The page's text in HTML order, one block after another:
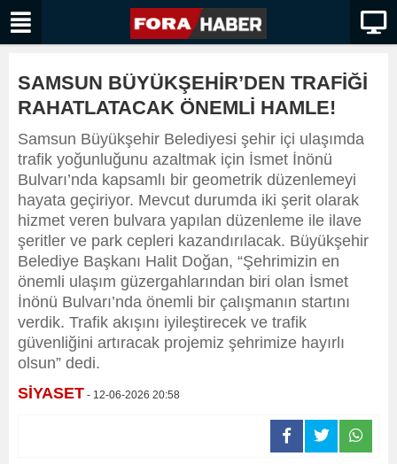
SAMSUN BÜYÜKŞEHİR’DEN TRAFİĞİ
RAHATLATACAK ÖNEMLİ HAMLE!
Samsun Büyükşehir Belediyesi şehir içi ulaşımda
trafik yoğunluğunu azaltmak için İsmet İnönü
Bulvarı’nda kapsamlı bir geometrik düzenlemeyi
hayata geçiriyor. Mevcut durumda iki şerit olarak
hizmet veren bulvara yapılan düzenleme ile ilave
şeritler ve park cepleri kazandırılacak. Büyükşehir
Belediye Başkanı Halit Doğan, “Şehrimizin en
önemli ulaşım güzergahlarından biri olan İsmet
İnönü Bulvarı’nda önemli bir çalışmanın startını
verdik. Trafik akışını iyileştirecek ve trafik
güvenliğini artıracak projemiz şehrimize hayırlı
olsun” dedi.
SİYASET - 12-06-2026 20:58